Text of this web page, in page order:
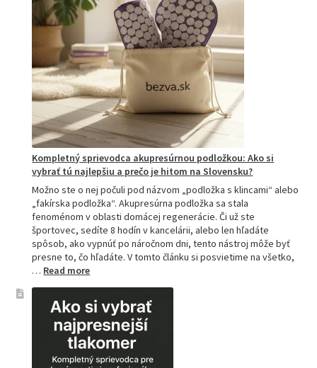
Kompletný sprievodca akupresúrnou podložkou: Ako si
vybrať tú najlepšiu a prečo je hitom na Slovensku?
Možno ste o nej počuli pod názvom „podložka s klincami“ alebo
„fakírska podložka“. Akupresúrna podložka sa stala
fenoménom v oblasti domácej regenerácie. Či už ste
športovec, sedíte 8 hodín v kancelárii, alebo len hľadáte
spôsob, ako vypnúť po náročnom dni, tento nástroj môže byť
presne to, čo hľadáte. V tomto článku si posvietime na všetko,
… Read more:
sprievodca
akupresúrnou
podložkou:
Ako
si
vybrať